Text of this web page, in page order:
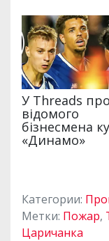
Категории:
Метки: Пожар,
Царичанка